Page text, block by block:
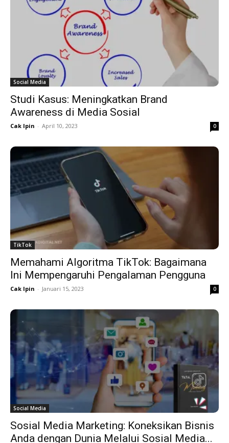
Social Media
Studi Kasus: Meningkatkan Brand
Awareness di Media Sosial
Cak Ipin - April 10, 2023 0
TikTok
Memahami Algoritma TikTok: Bagaimana
Ini Mempengaruhi Pengalaman Pengguna
Cak Ipin - Januari 15, 2023 0
Social Media
Sosial Media Marketing: Koneksikan Bisnis
Anda dengan Dunia Melalui Sosial Media...